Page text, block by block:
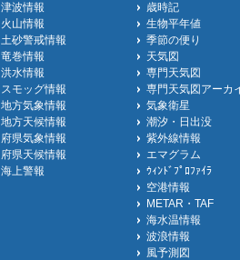
津波情報
火山情報
土砂警戒情報
竜巻情報
洪水情報
スモッグ情報
地方気象情報
地方天候情報
府県気象情報
府県天候情報
海上警報
歳時記
生物平年値
季節の便り
天気図
専門天気図
専門天気図アーカ
気象衛星
潮汐・日出没
紫外線情報
エマグラム
ｳｨﾝﾄﾞﾌﾟﾛﾌｧｲﾗ
空港情報
METAR・TAF
海水温情報
波浪情報
風予測図